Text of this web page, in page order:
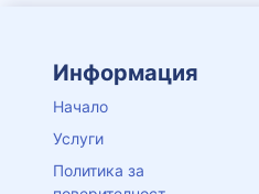
Информация
Начало
Услуги
Политика за